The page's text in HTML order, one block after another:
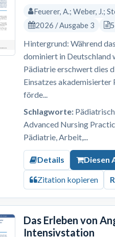
Feuerer, A.; Weber, J.;
2026 / Ausgabe 3
Hintergrund: Während
dominiert in Deutschland
Pädiatrie erschwert dies
Einsatzes akademisierter
förde...
Schlagworte:
Advanced Nursing
Pädiatrie, Arbeit,...
Details Diesen
Zitation kopieren
Das Erleben von
Intensivstation